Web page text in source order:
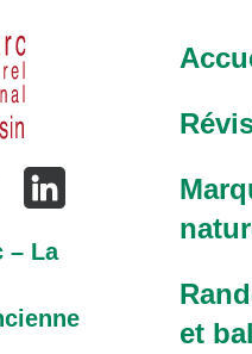
– La
et